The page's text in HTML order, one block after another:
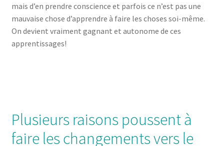
mais d’en prendre conscience et parfois ce n’est pas une
mauvaise chose d’apprendre à faire les choses soi-même.
On devient vraiment gagnant et autonome de ces
apprentissages!
Plusieurs raisons poussent à
faire les changements vers le